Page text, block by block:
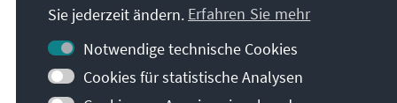
Kontakt
Besuchen Sie auch
Sie jederzeit ändern. Erfahren Sie mehr
Notwendige technische Cookies
Cookies für statistische Analysen